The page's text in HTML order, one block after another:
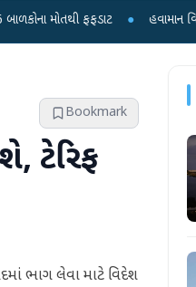
● હવામાન વિભાગે 18 રાજ્યો
Bookmark
ટેરિફ
ભાગ લેવા માટે વિદેશ